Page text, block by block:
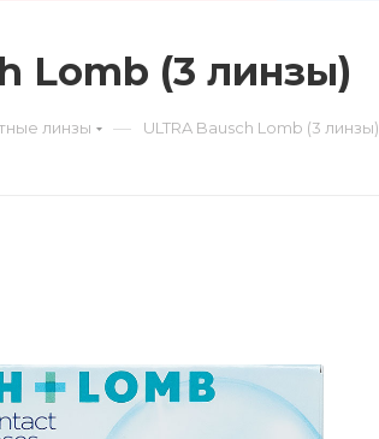
Lomb (3 линзы)
линзы — ULTRA Bausch Lomb (3 линзы)